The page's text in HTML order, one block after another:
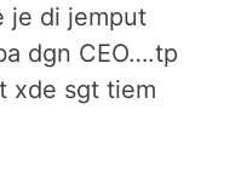
je di jemput
dgn CEO….tp
xde sgt tiem